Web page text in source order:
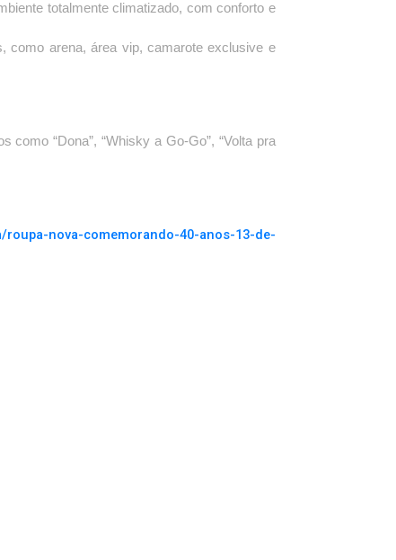
totalmente climatizado, com conforto e
como arena, área vip, camarote exclusive e
“Dona”, “Whisky a Go-Go”, “Volta pra
nova-comemorando-40-anos-13-de-